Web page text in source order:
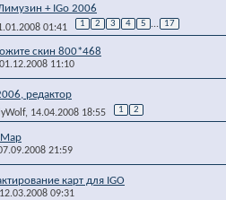
+ IGo 2006
01:41 1 2 3 4 5 ... 17
скин 800*468
11:10
редактор
, 14.04.2008 18:55 1 2
21:59
карт для IGO
09:31